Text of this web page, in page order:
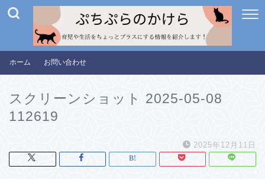
ホーム お問い合わせ
スクリーンショット 2025-05-08
112619
2025年12月11日